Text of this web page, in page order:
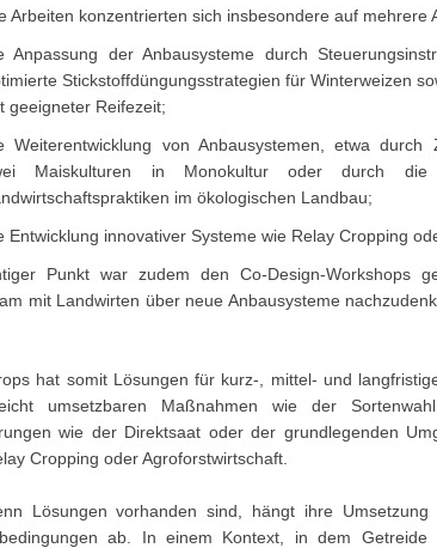
Arbeiten konzentrierten sich insbesondere auf mehrere
Anpassung der Anbausysteme durch
Stickstoffdüngungsstrategien für Winterweizen
geeigneter Reifezeit;
Weiterentwicklung von Anbausystemen, etwa durch
Maiskulturen in Monokultur oder durch die
im ökologischen Landbau;
Entwicklung innovativer Systeme wie Relay Cropping
Punkt war zudem den Co-Design-Workshops
mit Landwirten über neue Anbausysteme
hat somit Lösungen für kurz-, mittel- und
umsetzbaren Maßnahmen wie der
wie der Direktsaat oder der grundlegenden
Cropping oder Agroforstwirtschaft.
Lösungen vorhanden sind, hängt ihre
ab. In einem Kontext, in dem